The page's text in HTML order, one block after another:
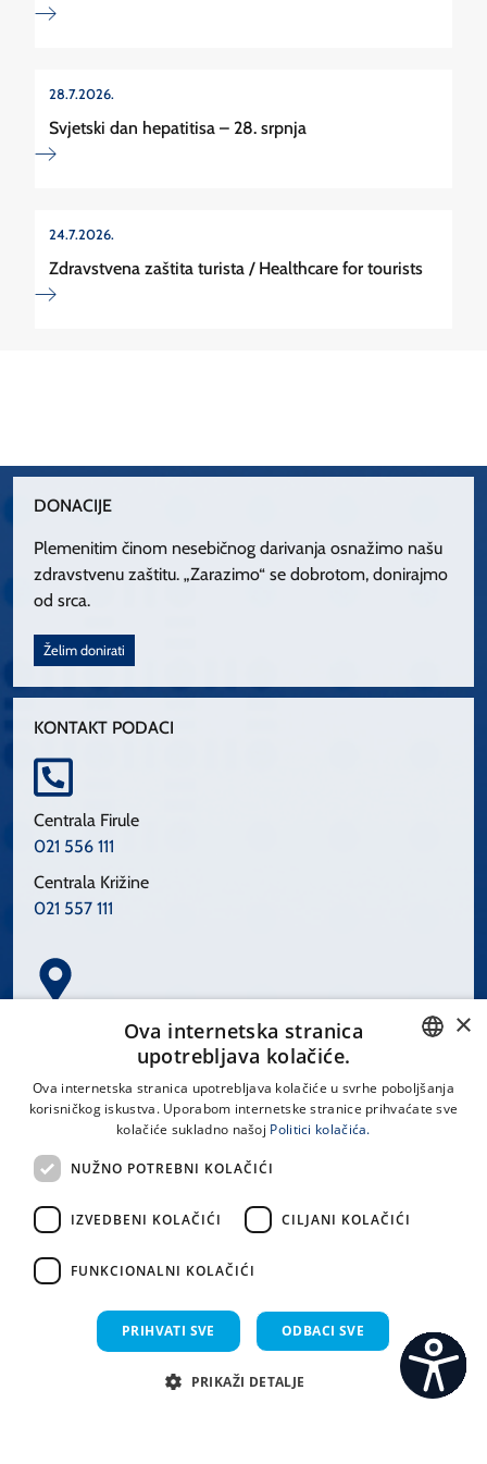
28.7.2026.
Svjetski dan hepatitisa – 28. srpnja
24.7.2026.
Zdravstvena zaštita turista / Healthcare for tourists
DONACIJE
Plemenitim činom nesebičnog darivanja osnažimo našu
zdravstvenu zaštitu. „Zarazimo“ se dobrotom, donirajmo
od srca.
Želim donirati
KONTAKT PODACI
Centrala Firule
021 556 111
Centrala Križine
021 557 111
Spinčićeva 1, 21000 Split
LINKOVI
Uvjeti korištenja
CROATIAN
×
Ova internetska stranica
upotrebljava kolačiće.
Ova internetska stranica upotrebljava kolačiće u svrhe poboljšanja
korisničkog iskustva. Uporabom internetske stranice prihvaćate sve
kolačiće sukladno našoj Politici kolačića.
NUŽNO POTREBNI KOLAČIĆI
IZVEDBENI KOLAČIĆI CILJANI KOLAČIĆI
FUNKCIONALNI KOLAČIĆI
PRIHVATI SVE ODBACI SVE
PRIKAŽI DETALJE